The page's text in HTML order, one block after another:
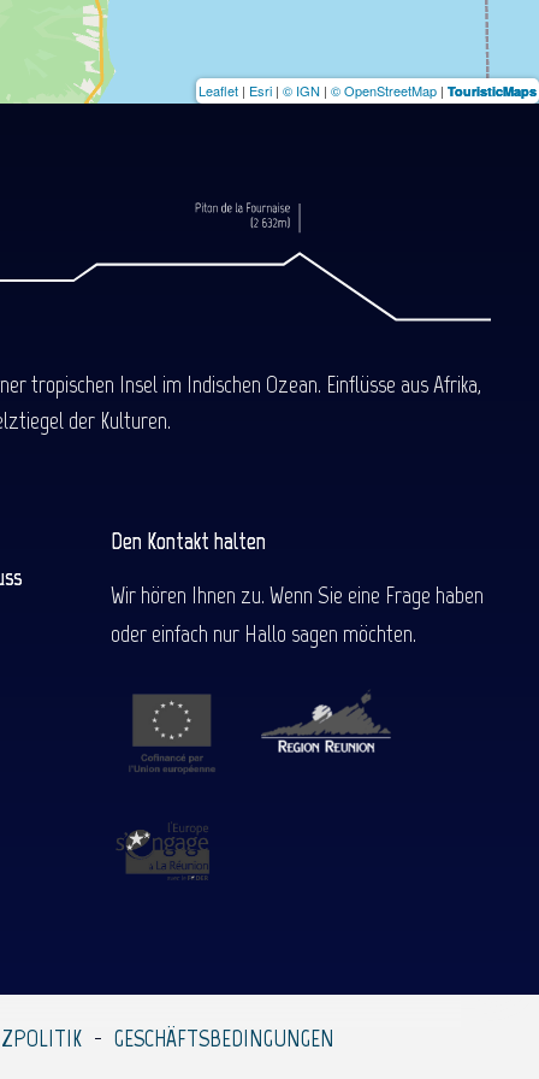
Leaflet | Esri | © IGN | © OpenStreetMap | TouristicMaps
tropischen Insel im Indischen Ozean. Einflüsse aus Afrika,
der Kulturen.
Den Kontakt halten
Wir hören Ihnen zu. Wenn Sie eine Frage haben
oder einfach nur Hallo sagen möchten.
GESCHÄFTSBEDINGUNGEN